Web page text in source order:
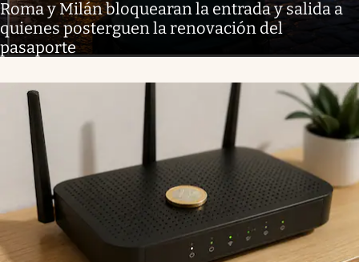
Roma y Milán bloquearan la entrada y salida a
quienes posterguen la renovación del
pasaporte